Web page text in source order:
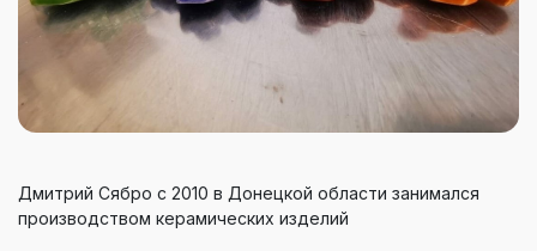
Дмитрий Сябро с 2010 в Донецкой области занимался
производством керамических изделий